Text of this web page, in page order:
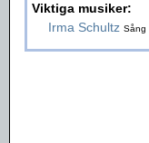
Viktiga musiker:
Irma Schultz Sång